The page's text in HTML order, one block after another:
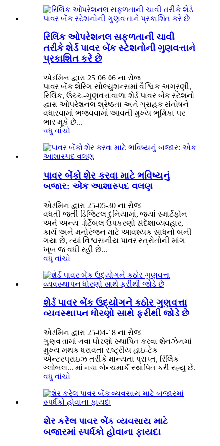
રિલિંક ઓપરેશનલ સફળતાની ચાવી
તરીકે શેર્ડ પાવર બેંક સ્ટેશનોની ગુણવત્તાને
પ્રકાશિત કરે છે
એડમિન દ્વારા 25-06-06 ના રોજ
પાવર બેંક શેરિંગ સોલ્યુશન્સમાં વૈશ્વિક અગ્રણી,
રિલિંક, ઉચ્ચ-ગુણવત્તાવાળા શેર્ડ પાવર બેંક સ્ટેશનો
દ્વારા ઓપરેશનલ શ્રેષ્ઠતા અને ગ્રાહક સંતોષને
વધારવામાં ભજવવામાં આવતી મુખ્ય ભૂમિકા પર
ભાર મૂકે છે...
વધુ વાંચો
પાવર બેંકો શેર કરવા માટે ભવિષ્યનું
બજાર: એક આશાસ્પદ વલણ
એડમિન દ્વારા 25-05-30 ના રોજ
વધતી જતી ડિજિટલ દુનિયામાં, જ્યાં સ્માર્ટફોન
અને અન્ય પોર્ટેબલ ઉપકરણો સંદેશાવ્યવહાર,
કાર્ય અને મનોરંજન માટે આવશ્યક સાધનો બની
ગયા છે, ત્યાં વિશ્વસનીય પાવર સ્ત્રોતોની માંગ
ખૂબ જ વધી રહી છે...
વધુ વાંચો
શેર્ડ પાવર બેંક ઉદ્યોગને કઠોર ગુણવત્તા
વ્યવસ્થાપન ધોરણો સાથે ફરીથી જોડે છે
એડમિન દ્વારા 25-04-18 ના રોજ
ગુણવત્તામાં નવા ધોરણો સ્થાપિત કરવા શેનઝેનમાં
મુખ્ય મથક ધરાવતા રાષ્ટ્રીય હાઇ-ટેક
એન્ટરપ્રાઇઝ તરીકે માન્યતા પ્રાપ્ત, રિલિંક
ગ્લોબલ... માં નવા બેન્ચમાર્ક સ્થાપિત કરી રહ્યું છે.
વધુ વાંચો
શેર કરેલ પાવર બેંક વ્યવસાય માટે
બજારમાં સ્પર્ધકો હોવાના ફાયદા